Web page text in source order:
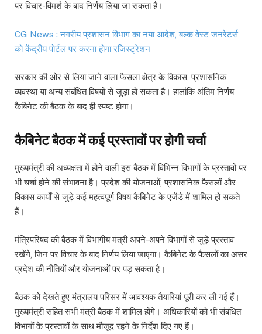
पर विचार-विमर्श के बाद निर्णय लिया जा सकता है।
CG News : नगरीय प्रशासन विभाग का नया आदेश, बल्क वेस्ट जनरेटर्स
को केंद्रीय पोर्टल पर करना होगा रजिस्ट्रेशन
सरकार की ओर से लिया जाने वाला फैसला क्षेत्र के विकास, प्रशासनिक
व्यवस्था या अन्य संबंधित विषयों से जुड़ा हो सकता है। हालांकि अंतिम निर्णय
कैबिनेट की बैठक के बाद ही स्पष्ट होगा।
कैबिनेट बैठक में कई प्रस्तावों पर होगी चर्चा
मुख्यमंत्री की अध्यक्षता में होने वाली इस बैठक में विभिन्न विभागों के प्रस्तावों पर
भी चर्चा होने की संभावना है। प्रदेश की योजनाओं, प्रशासनिक फैसलों और
विकास कार्यों से जुड़े कई महत्वपूर्ण विषय कैबिनेट के एजेंडे में शामिल हो सकते
हैं।
मंत्रिपरिषद की बैठक में विभागीय मंत्री अपने-अपने विभागों से जुड़े प्रस्ताव
रखेंगे, जिन पर विचार के बाद निर्णय लिया जाएगा। कैबिनेट के फैसलों का असर
प्रदेश की नीतियों और योजनाओं पर पड़ सकता है।
बैठक को देखते हुए मंत्रालय परिसर में आवश्यक तैयारियां पूरी कर ली गई हैं।
मुख्यमंत्री सहित सभी मंत्री बैठक में शामिल होंगे। अधिकारियों को भी संबंधित
विभागों के प्रस्तावों के साथ मौजूद रहने के निर्देश दिए गए हैं।